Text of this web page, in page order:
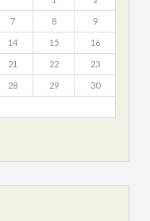
7 8 9
14 15 16
21 22 23
28 29 30